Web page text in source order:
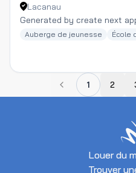
Lacanau
Generated by create next
Auberge de jeunesse École
1 2
Louer du
Trouver